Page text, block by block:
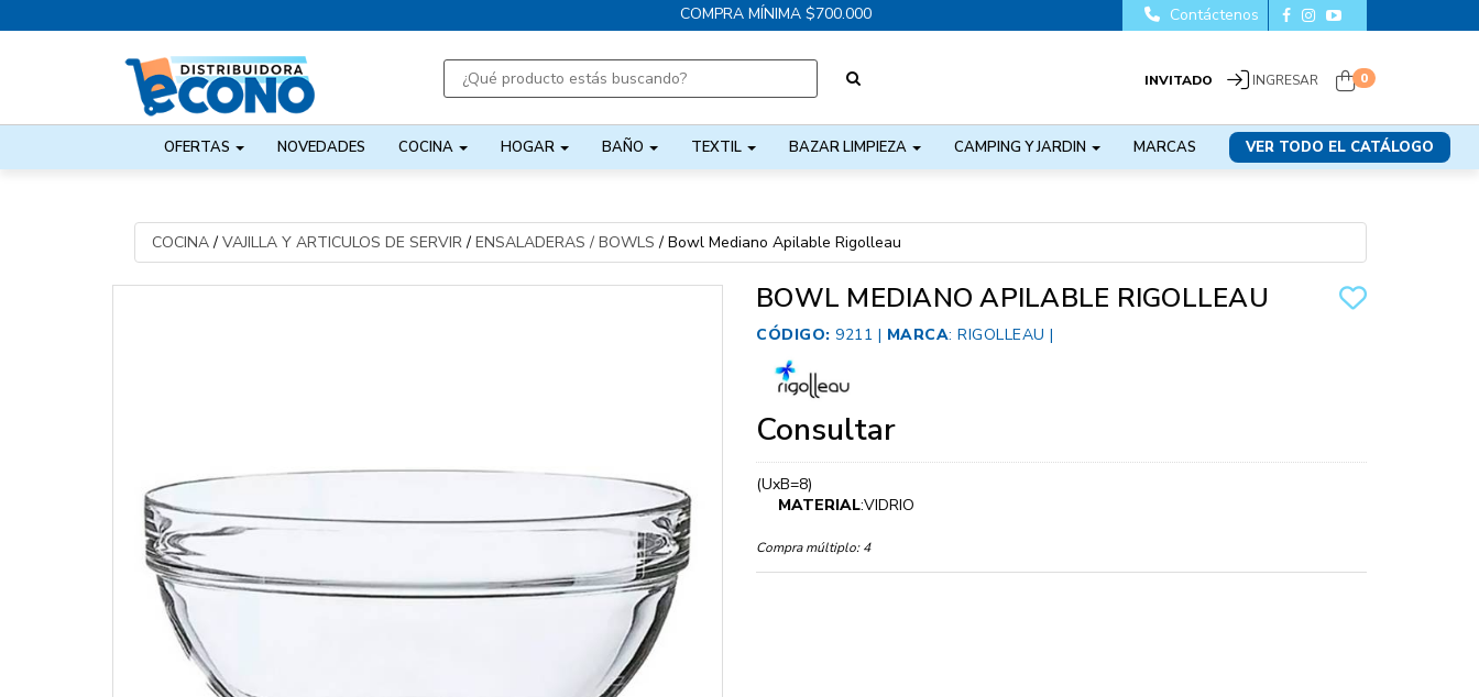
COMPRA MÍNIMA $700.000
INVITADO INGRESAR 0
OFERTAS NOVEDADES COCINA HOGAR BAÑO TEXTIL BAZAR LIMPIEZA CAMPING Y JARDIN MARCAS VER TODO EL CATÁLOGO
Contáctenos
COCINA/ VAJILLA Y ARTICULOS DE SERVIR/ ENSALADERAS / BOWLS / Bowl Mediano Apilable Rigolleau
BOWL MEDIANO APILABLE RIGOLLEAU
CÓDIGO: 9211 | MARCA: RIGOLLEAU |
Consultar
(UxB=8)
MATERIAL:VIDRIO
Compra múltiplo:4